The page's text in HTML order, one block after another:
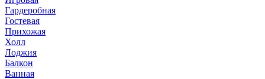
Гардеробная
Гостевая
Прихожая
Холл
Лоджия
Балкон
Ванная